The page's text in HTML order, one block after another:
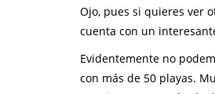
Ojo, pues si quieres ver
cuenta con un
Evidentemente no
con más de 50 playas.